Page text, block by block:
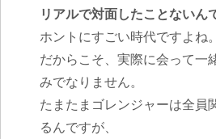
リアルで対面したことないん
ホントにすごい時代ですよね。
だからこそ、実際に会って一
みでなりません。
たまたまゴレンジャーは全員
るんですが、